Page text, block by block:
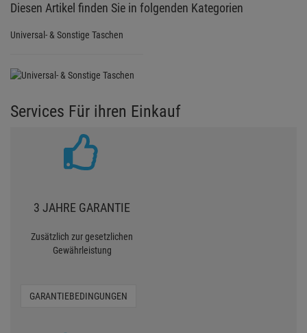
Diesen Artikel finden Sie in folgenden Kategorien
Universal- & Sonstige Taschen
Services Für ihren Einkauf
3 JAHRE GARANTIE
Zusätzlich zur gesetzlichen
Gewährleistung
GARANTIEBEDINGUNGEN